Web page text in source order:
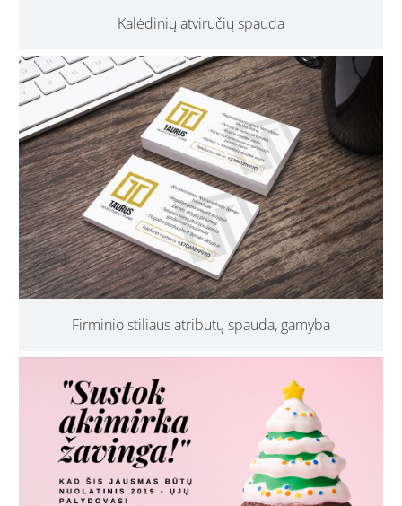
Kalėdinių atviručių spauda
Firminio stiliaus atributų spauda, gamyba